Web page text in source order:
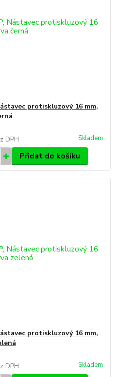
protiskluzový 16 mm,
DPH Skladem
Přidat do košíku
protiskluzový 16 mm,
DPH Skladem